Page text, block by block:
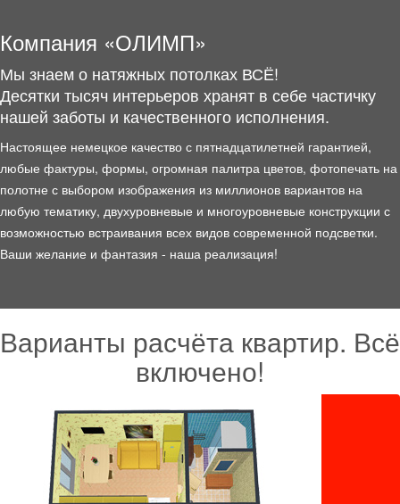
Компания «ОЛИМП»
Мы знаем о натяжных потолках ВСЁ!
Десятки тысяч интерьеров хранят в себе частичку
нашей заботы и качественного исполнения.
Настоящее немецкое качество с пятнадцатилетней гарантией,
любые фактуры, формы, огромная палитра цветов, фотопечать на
полотне с выбором изображения из миллионов вариантов на
любую тематику, двухуровневые и многоуровневые конструкции с
возможностью встраивания всех видов современной подсветки.
Ваши желание и фантазия - наша реализация!
Варианты расчёта квартир. Всё
включено!